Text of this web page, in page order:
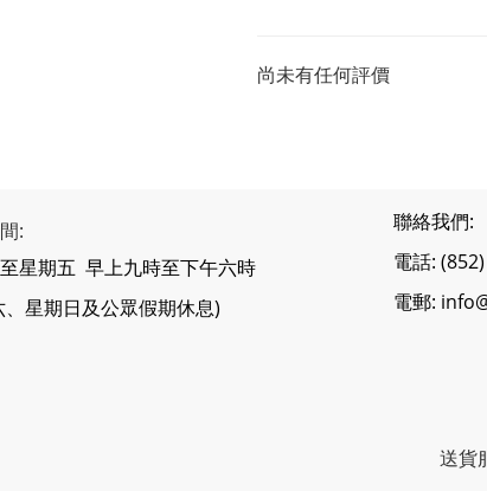
尚未有任何評價
:
星期五 早上九時至下午六時
、星期日及公眾假期休息)
聯絡我們:
電話:
電郵:
送貨